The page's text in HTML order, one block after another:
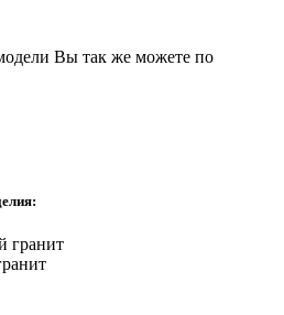
Вы так же можете по